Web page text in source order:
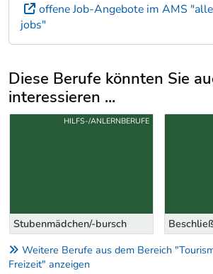
offene Job-Angebote im AMS "alle
jobs"
Diese Berufe könnten Sie
interessieren ...
Uber weitere Berufsvorschläge
Stubenmädchen/-bursch
HILFS-/ANLERNBERUFE
Weitere Berufe aus dem Bereich
Freizeit" anzeigen